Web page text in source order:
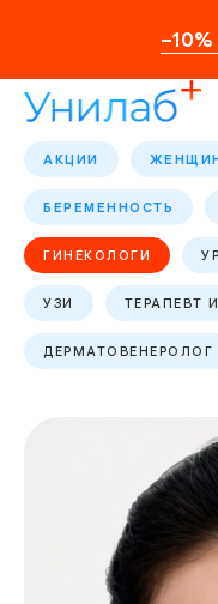
АКЦИИ
БЕРЕМЕННОСТЬ
ГИНЕКОЛОГИ
УЗИ ТЕРАПЕВТ
ДЕРМАТОВЕНЕРОЛОГ